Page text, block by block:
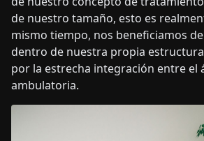
de nuestro tamaño, esto es
mismo tiempo, nos beneficiamos
dentro de nuestra propia
por la estrecha integración entre el
ambulatoria.